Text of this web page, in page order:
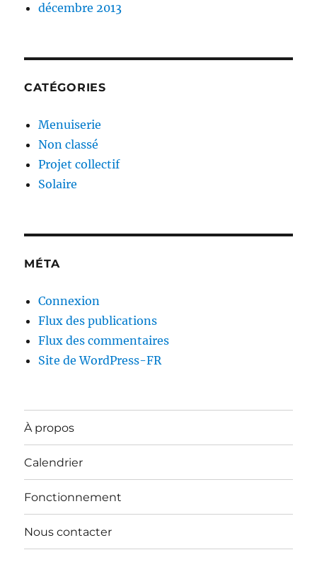
décembre 2013
CATÉGORIES
Menuiserie
Non classé
Projet collectif
Solaire
MÉTA
Connexion
Flux des publications
Flux des commentaires
Site de WordPress-FR
À propos
Calendrier
Fonctionnement
Nous contacter